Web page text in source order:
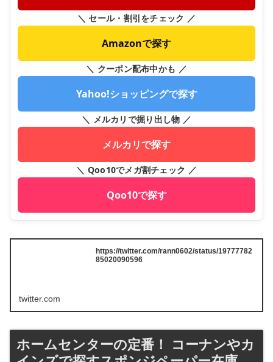
＼ セール・割引をチェック ／
Amazonで探す
＼ クーポン配布中かも ／
Yahoo!ショッピングで探す
＼ メルカリで掘り出し物 ／
メルカリで探す
＼ Qoo10でメガ割チェック ／
Qoo10で探す
https://twitter.com/rann0602/status/19777782
85020090596
twitter.com
ホームセンターの定番！ コーナンやカ